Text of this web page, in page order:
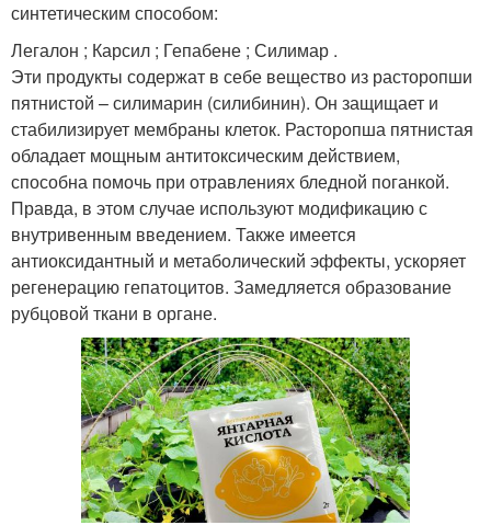
синтетическим способом:
Легалон ; Карсил ; Гепабене ; Силимар .
Эти продукты содержат в себе вещество из расторопши
пятнистой – силимарин (силибинин). Он защищает и
стабилизирует мембраны клеток. Расторопша пятнистая
обладает мощным антитоксическим действием,
способна помочь при отравлениях бледной поганкой.
Правда, в этом случае используют модификацию с
внутривенным введением. Также имеется
антиоксидантный и метаболический эффекты, ускоряет
регенерацию гепатоцитов. Замедляется образование
рубцовой ткани в органе.